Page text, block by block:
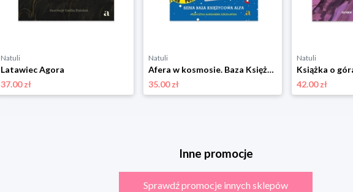
Natuli
Latawiec Agora
37.00 zł
Natuli
Afera w kosmosie. Baza Księżycowa Alfa. Tom 3 Agora
35.00 zł
Natuli
Książka o
42.00 zł
Inne promocje
Sprawdź promocje innych sklepów